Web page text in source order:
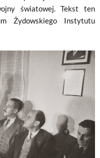
światowej. Tekst ten
Żydowskiego Instytutu